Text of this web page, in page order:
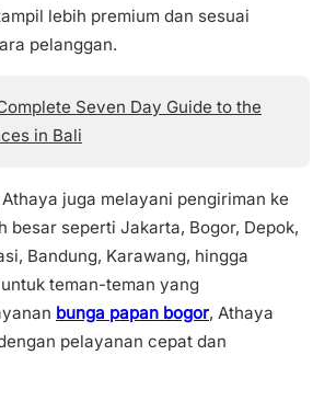
lebih premium dan sesuai
pelanggan.
Seven Day Guide to the
in Bali
juga melayani pengiriman ke
besar seperti Jakarta, Bogor, Depok,
Bandung, Karawang, hingga
teman-teman yang
bunga papan bogor, Athaya
pelayanan cepat dan